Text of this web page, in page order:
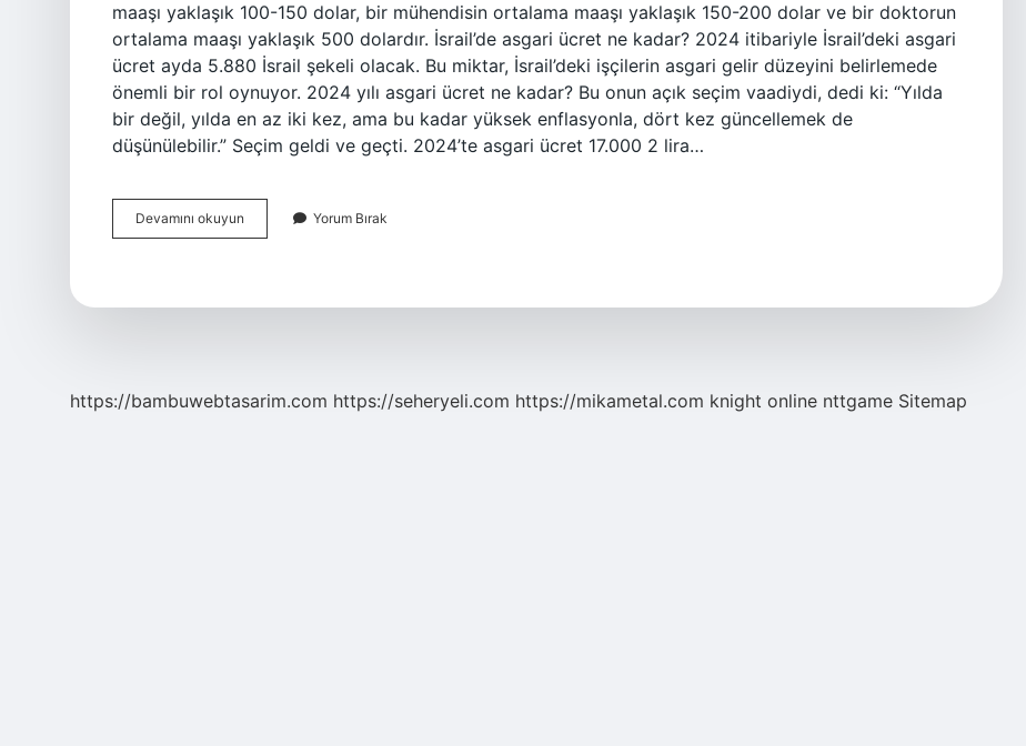
maaşı yaklaşık 100-150 dolar, bir mühendisin ortalama maaşı yaklaşık 150-200 dolar ve bir doktorun
ortalama maaşı yaklaşık 500 dolardır. İsrail’de asgari ücret ne kadar? 2024 itibariyle İsrail’deki asgari
ücret ayda 5.880 İsrail şekeli olacak. Bu miktar, İsrail’deki işçilerin asgari gelir düzeyini belirlemede
önemli bir rol oynuyor. 2024 yılı asgari ücret ne kadar? Bu onun açık seçim vaadiydi, dedi ki: “Yılda
bir değil, yılda en az iki kez, ama bu kadar yüksek enflasyonla, dört kez güncellemek de
düşünülebilir.” Seçim geldi ve geçti. 2024’te asgari ücret 17.000 2 lira…
Devamını okuyun
Asgari
Yorum Bırak
https://bambuwebtasarim.com https://seheryeli.com https://mikametal.com knight online nttgame Sitemap